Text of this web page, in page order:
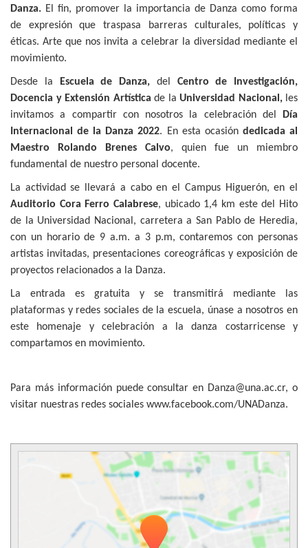
Danza. El fin, promover la importancia de Danza como forma
de expresión que traspasa barreras culturales, políticas y
éticas. Arte que nos invita a celebrar la diversidad mediante el
movimiento.
Desde la Escuela de Danza, del Centro de Investigación,
Docencia y Extensión Artística de la Universidad Nacional,les
invitamos a compartir con nosotros la celebración del
Día
Internacional de la Danza 2022. En esta ocasión dedicada al
Maestro Rolando Brenes Calvo, quien fue un miembro
fundamental de nuestro personal docente.
La actividad se llevará a cabo en el Campus Higuerón, en el
Auditorio Cora Ferro Calabrese, ubicado 1,4 km este del Hito
de la Universidad Nacional, carretera a San Pablo de Heredia,
con un horario de 9 a.m. a 3 p.m, contaremos con personas
artistas invitadas, presentaciones coreográficas y exposición de
proyectos relacionados a la Danza.
La entrada es gratuita y se transmitirá mediante las
plataformas y redes sociales de la escuela, únase a nosotros en
este homenaje y celebración a la danza costarricense y
compartamos en movimiento.
Para más información puede consultar en Danza@una.ac.cr, o
visitar nuestras redes sociales www.facebook.com/UNADanza.